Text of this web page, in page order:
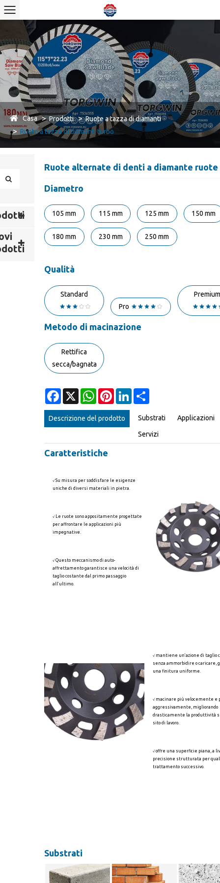
Casa Prodotti
Ruote a tazza di diamanti
Ruote a tazza di diamanti turbo
Ruote alternate di denti a diamante ruote
Diametro
105 mm 115 mm 125 mm 150 mm
180 mm 230 mm 250 mm
Qualità
Standard
Pro
Premium
Metodo di macinazione
Rettifica
secca/bagnata
Facebook
X WhatsAppPinterestLinkedIn
Descrizione del prodotto Substrati Applicazioni
Servizi
Caratteristiche
√ Su misura per soddisfare le esigenze
uniche di diversi materiali in pietra.
√ Le ruote sono appositamente progettate
per affrontare le applicazioni più
impegnative.
√ Questo meccanismo di auto-
affrettamento garantisce una velocità di
taglio costante dal primo passaggio
all'ultimo.
√ mantiene un'azione di taglio
senza ammorbidire o caricare,
una finitura uniforme.
√ macinare più velocemente e
aggressivamente, migliorando
drasticamente la produttività
sito di lavoro.
√ offre una superficie piana, a
precisione strutturata per
trattamento successivo.
Substrati